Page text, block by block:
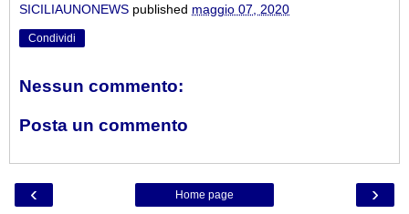
SICILIAUNONEWS published maggio 07, 2020
Condividi
Nessun commento:
Posta un commento
‹ ›
Home page